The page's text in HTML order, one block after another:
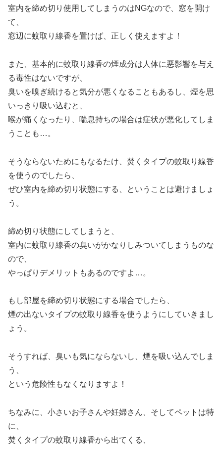
室内を締め切り使用してしまうのはNGなので、窓を開け
て、
窓辺に蚊取り線香を置けば、正しく使えますよ！
また、基本的に蚊取り線香の煙成分は人体に悪影響を与え
る毒性はないですが、
臭いを嗅ぎ続けると気分が悪くなることもあるし、煙を思
いっきり吸い込むと、
喉が痛くなったり、喘息持ちの場合は症状が悪化してしま
うことも…。
そうならないためにもなるたけ、焚くタイプの蚊取り線香
を使うのでしたら、
ぜひ室内を締め切り状態にする、ということは避けましょ
う。
締め切り状態にしてしまうと、
室内に蚊取り線香の臭いがかなりしみついてしまうものな
ので、
やっぱりデメリットもあるのですよ…。
もし部屋を締め切り状態にする場合でしたら、
煙の出ないタイプの蚊取り線香を使うようにしていきまし
ょう。
そうすれば、臭いも気にならないし、煙を吸い込んでしま
う、
という危険性もなくなりますよ！
ちなみに、小さいお子さんや妊婦さん、そしてペットは特
に、
焚くタイプの蚊取り線香から出てくる、